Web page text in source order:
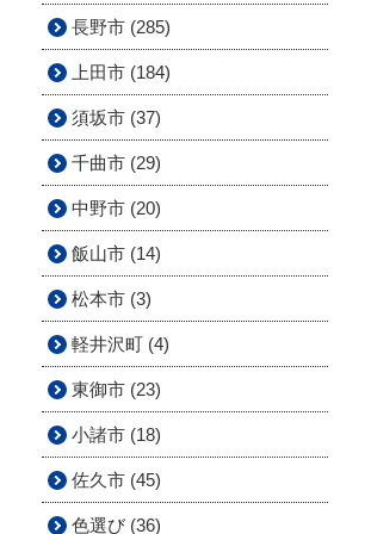
長野市 (285)
上田市 (184)
須坂市 (37)
千曲市 (29)
中野市 (20)
飯山市 (14)
松本市 (3)
軽井沢町 (4)
東御市 (23)
小諸市 (18)
佐久市 (45)
色選び (36)